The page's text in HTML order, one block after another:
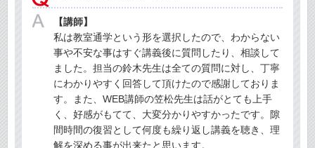
【講師】
私は教室通学という形を選択したので、わからない
事や不安な事はすぐ講義後に質問したり、相談して
ました。担当の鈴木先生は全ての質問に対し、丁寧
にわかりやすく回答して頂けたので感謝しておりま
す。また、WEB講師の笠松先生は話がとても上手
く、好感がもてて、大変分かりやすかったです。隙
間時間の復習として何度も繰り返し講義を聴き、理
解を深める事が出来たと思います。